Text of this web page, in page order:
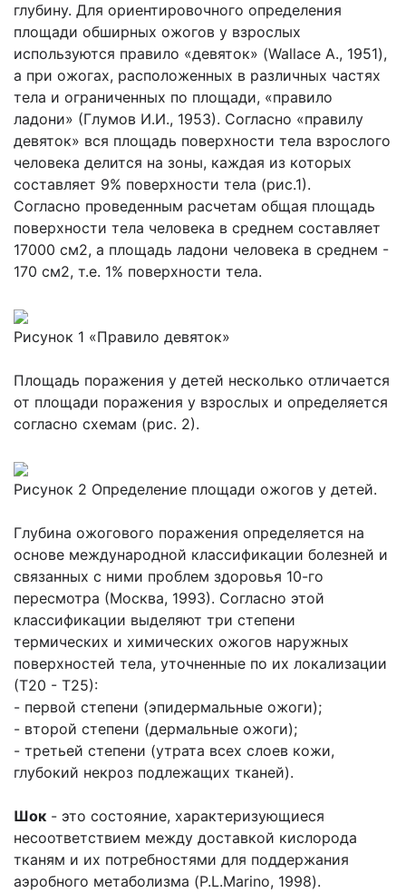
глубину. Для ориентировочного определения
площади обширных ожогов у взрослых
используются правило «девяток» (Wallace A., 1951),
а при ожогах, расположенных в различных частях
тела и ограниченных по площади, «правило
ладони» (Глумов И.И., 1953). Согласно «правилу
девяток» вся площадь поверхности тела взрослого
человека делится на зоны, каждая из которых
составляет 9% поверхности тела (рис.1).
Согласно проведенным расчетам общая площадь
поверхности тела человека в среднем составляет
17000 см2, а площадь ладони человека в среднем -
170 см2, т.е. 1% поверхности тела.
Рисунок 1 «Правило девяток»
Площадь поражения у детей несколько отличается
от площади поражения у взрослых и определяется
согласно схемам (рис. 2).
Рисунок 2 Определение площади ожогов у детей.
Глубина ожогового поражения определяется на
основе международной классификации болезней и
связанных с ними проблем здоровья 10-го
пересмотра (Москва, 1993). Согласно этой
классификации выделяют три степени
термических и химических ожогов наружных
поверхностей тела, уточненные по их локализации
(Т20 - Т25):
- первой степени (эпидермальные ожоги);
- второй степени (дермальные ожоги);
- третьей степени (утрата всех слоев кожи,
глубокий некроз подлежащих тканей).
Шок - это состояние, характеризующиеся
несоответствием между доставкой кислорода
тканям и их потребностями для поддержания
аэробного метаболизма (P.L.Marino, 1998).